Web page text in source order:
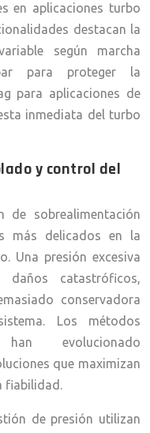
en aplicaciones turbo
destacan la
según marcha
para proteger la
para aplicaciones de
inmediata del turbo
y control del
sobrealimentación
más delicados en la
Una presión excesiva
daños catastróficos,
conservadora
Los métodos
evolucionado
que maximizan
fiabilidad.
de presión utilizan